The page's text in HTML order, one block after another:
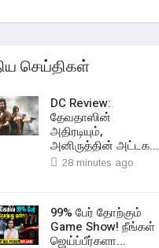
செய்திகள்
DC Review:
தேவதாஸின்
அதிரடியும்,
அனிருத்தின் அட்டக...
28 minutes ago
99% பேர் தோற்கும்
Game Show! நீங்கள்
ஜெய்ப்பீர்களா...